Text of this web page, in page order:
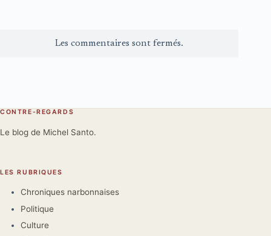
Les commentaires sont fermés.
CONTRE-REGARDS
Le blog de Michel Santo.
LES RUBRIQUES
Chroniques narbonnaises
Politique
Culture